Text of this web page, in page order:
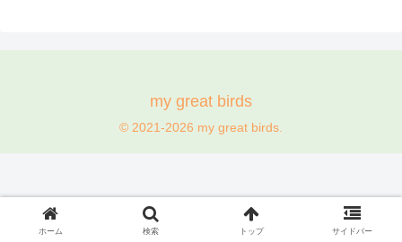
my great birds
© 2021-2026 my great birds.
ホーム 検索 トップ サイドバー